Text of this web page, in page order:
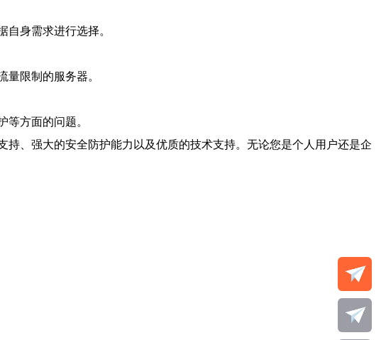
身需求进行选择。
限制的服务器。
方面的问题。
、强大的安全防护能力以及优质的技术支持。无论您是个人用户还是企